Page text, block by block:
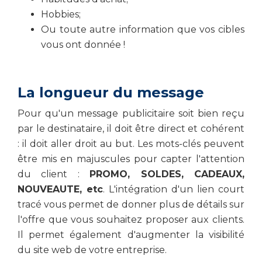
Hobbies;
Ou toute autre information que vos cibles
vous ont donnée !
La longueur du message
Pour qu'un message publicitaire soit bien reçu
par le destinataire, il doit être direct et cohérent
: il doit aller droit au but. Les mots-clés peuvent
être mis en majuscules pour capter l'attention
du client : PROMO, SOLDES, CADEAUX,
NOUVEAUTE, etc. L'intégration d'un lien court
tracé vous permet de donner plus de détails sur
l'offre que vous souhaitez proposer aux clients.
Il permet également d'augmenter la visibilité
du site web de votre entreprise.